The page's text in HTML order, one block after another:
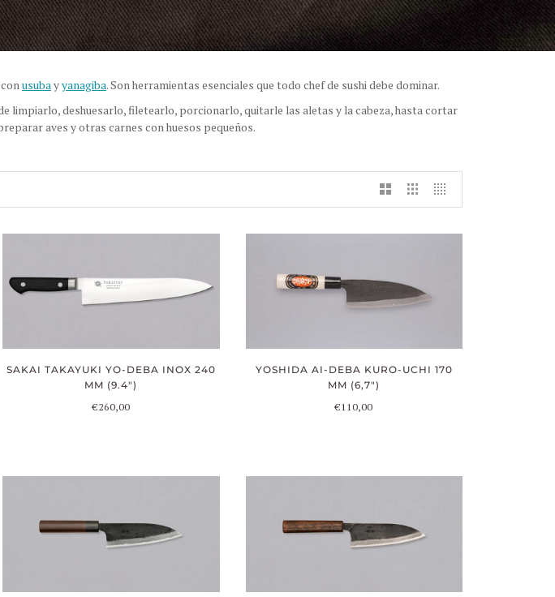
usubayyanagiba. Son herramientas esenciales que todo chef de sushi debe dominar.
limpiarlo, deshuesarlo, filetearlo, porcionarlo, quitarle las aletas y la cabeza, hasta cortar
aves y otras carnes con huesos pequeños.
SAKAI TAKAYUKI YO-DEBA INOX 240
MM (9.4")
€260,00
YOSHIDA AI-DEBA KURO-UCHI 170
MM (6,7")
€110,00